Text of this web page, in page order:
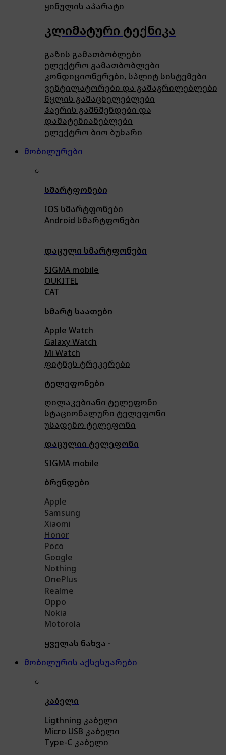
ყინულის აპარატი
კლიმატური ტექნიკა
გაზის გამათბობლები
ელექტრო გამათბობლები
კონდიციონერები, სპლიტ სისტემები
ვენტილატორები და გამაგრილებლები
წყლის გამაცხელებლები
ჰაერის გამწმენდები და
დამატენიანებლები
ელექტრო ბიო ბუხარი
მობილურები
სმარტფონები
IOS სმარტფონები
Android სმარტფონები
დაცული სმარტფონები
SIGMA mobile
OUKITEL
CAT
სმარტ საათები
Apple Watch
Galaxy Watch
Mi Watch
ფიტნეს ტრეკერები
ტელეფონები
ღილაკებიანი ტელეფონი
სტაციონალური ტელეფონი
უსადენო ტელეფონი
დაცულიი ტელეფონი
SIGMA mobile
ბრენდები
Apple
Samsung
Xiaomi
Honor
Poco
Google
Nothing
OnePlus
Realme
Oppo
Nokia
Motorola
ყველას ნახვა -
მობილურის აქსესუარები
კაბელი
Ligthning კაბელი
Micro USB კაბელი
Type-C კაბელი